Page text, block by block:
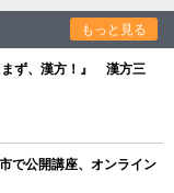
もっと見る
まず、漢方！』 漢方三
で公開講座、オンライン